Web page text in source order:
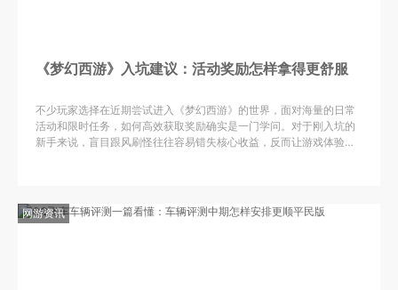
《梦幻西游》入坑建议：活动奖励怎样拿得更舒服
不少玩家选择在近期尝试进入《梦幻西游》的世界，面对海量的日常
活动和限时任务，如何高效获取奖励确实是一门学问。对于刚入坑的
新手来说，盲目跟风刷怪往往容易错失核心收益，反而让游戏体验变
网游资讯